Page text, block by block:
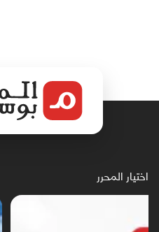
اختيار المحرر